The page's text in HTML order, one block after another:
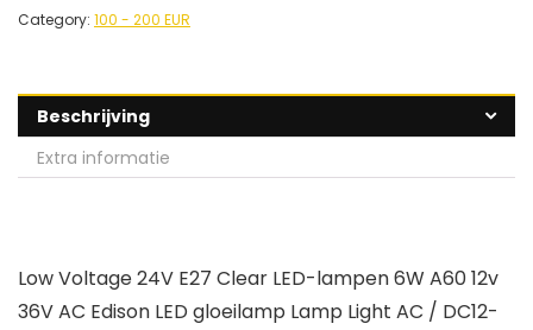
Category: 100 - 200 EUR
Beschrijving
Extra informatie
Low Voltage 24V E27 Clear LED-lampen 6W A60 12v
36V AC Edison LED gloeilamp Lamp Light AC / DC12-